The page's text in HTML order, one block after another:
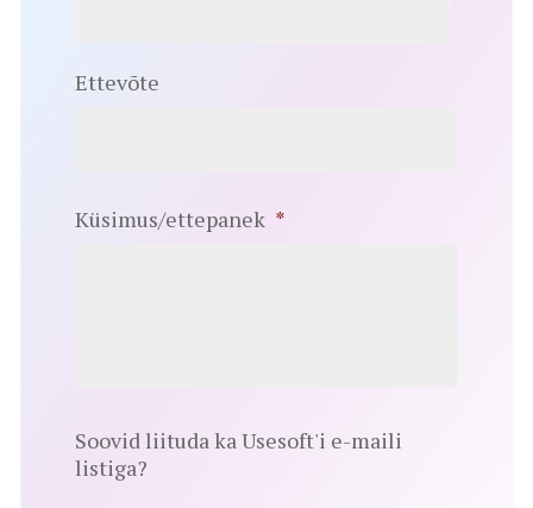
Ettevõte
Küsimus/ettepanek *
Soovid liituda ka Usesoft'i e-maili
listiga?